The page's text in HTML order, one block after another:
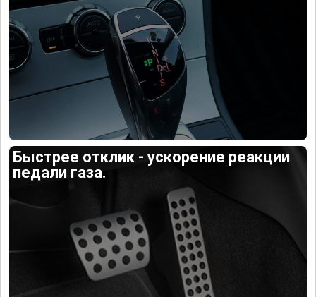
Быстрее отклик - ускорение реакции
педали газа.